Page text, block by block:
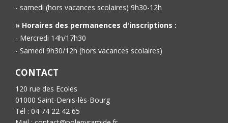
- samedi (hors vacances scolaires) 9h30-12h
» Horaires des permanences d'inscriptions :
- Mercredi 14h/17h30
- Samedi 9h30/12h (hors vacances scolaires)
CONTACT
120 rue des Ecoles
01000 Saint-Denis-lès-Bourg
Tél : 04 74 22 42 65